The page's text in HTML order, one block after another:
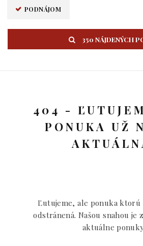
PODNÁJOM
350 NÁJDENÝCH
404 -
PONUKA UŽ
Ľutujeme, ale ponuka ktorú
odstránená. Našou snahou je
aktuálne